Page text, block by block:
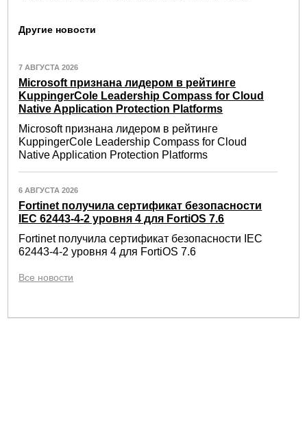
Другие новости
7 АВГУСТА 2026
Microsoft признана лидером в рейтинге
KuppingerCole Leadership Compass for Cloud
Native Application Protection Platforms
Microsoft признана лидером в рейтинге
KuppingerCole Leadership Compass for Cloud
Native Application Protection Platforms
6 АВГУСТА 2026
Fortinet получила сертификат безопасности
IEC 62443-4-2 уровня 4 для FortiOS 7.6
Fortinet получила сертификат безопасности IEC
62443-4-2 уровня 4 для FortiOS 7.6
Все новости